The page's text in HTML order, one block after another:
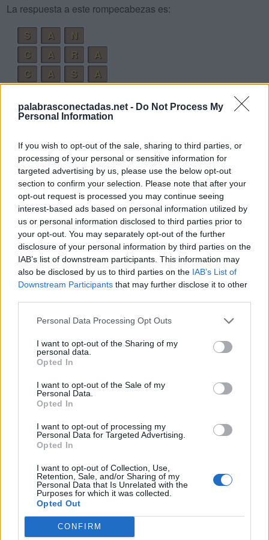
palabrasconectadas.net - Do Not Process My
Personal Information
If you wish to opt-out of the sale, sharing to third parties, or
processing of your personal or sensitive information for
targeted advertising by us, please use the below opt-out
section to confirm your selection. Please note that after your
opt-out request is processed you may continue seeing
interest-based ads based on personal information utilized by
us or personal information disclosed to third parties prior to
your opt-out. You may separately opt-out of the further
disclosure of your personal information by third parties on the
IAB’s list of downstream participants. This information may
also be disclosed by us to third parties on the IAB’s List of
Downstream Participants that may further disclose it to other
Personal Data Processing Opt Outs
I want to opt-out of the Sharing of my
personal data.
Opted In
I want to opt-out of the Sale of my
Personal Data.
Opted In
I want to opt-out of processing my
Personal Data for Targeted Advertising.
Opted In
I want to opt-out of Collection, Use,
Retention, Sale, and/or Sharing of my
Personal Data that Is Unrelated with the
Purposes for which it was collected.
Opted Out
CONFIRM
La respuesta a este rompecabezas es:
S
A
N
C
A R
A
C
A S
A
S
A C
A
C
A N S A
R
Palabras extra:
R
A
S
A
R
A
A
S
A
A
R C
A
A
S A
R
A
R A
S
S A
N
A
A S
C A
BUSCAR MÁS
RESPUESTAS
Por favor seleccione los niveles:
Palabras Conectadas Respuesta de nivel 26829
Palabras Conectadas Respuesta de nivel 26830